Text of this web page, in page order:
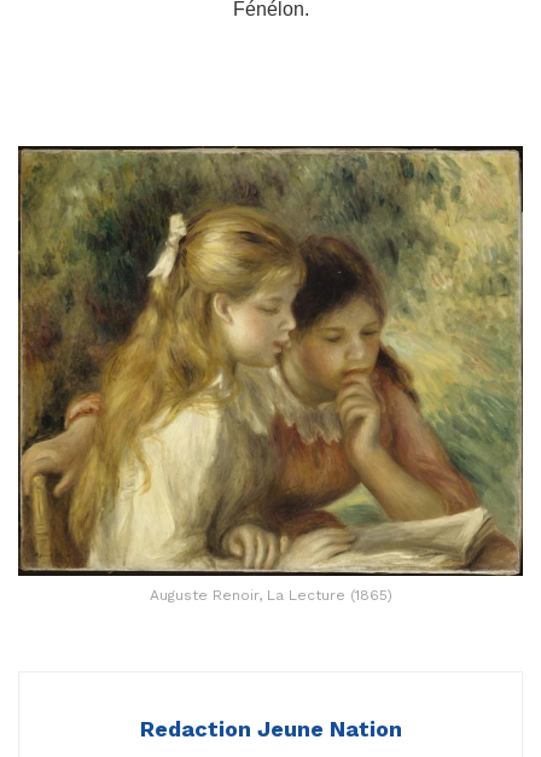
Fénélon.
Auguste Renoir, La Lecture (1865)
Redaction Jeune Nation